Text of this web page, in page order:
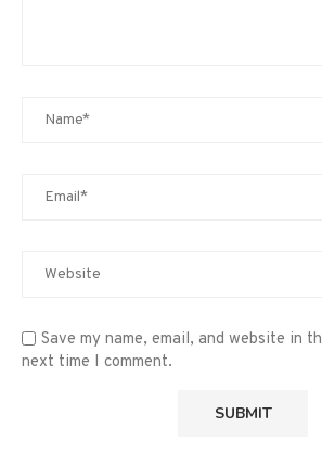
Save my name, email, and website in
next time I comment.